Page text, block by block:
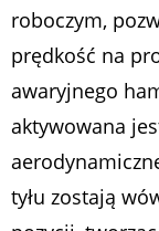
roboczym,
prędkość na
awaryjnego
aktywowana
tyłu zostają